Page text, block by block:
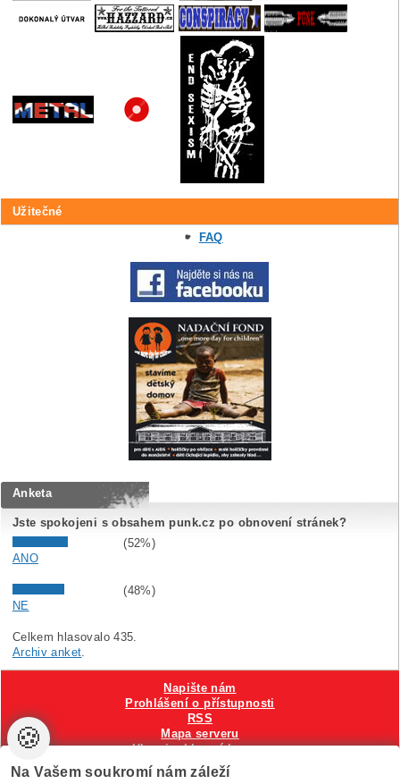
Užitečné
FAQ
Anketa
Jste spokojeni s obsahem punk.cz po obnovení stránek?
(52%)
ANO
(48%)
NE
Celkem hlasovalo 435.
Archiv anket.
Napište nám
Prohlášení o přístupnosti
RSS
Mapa serveru
Hlavni reklamní banner
Nastavení cookies
🍪
Na Vašem soukromí nám záleží